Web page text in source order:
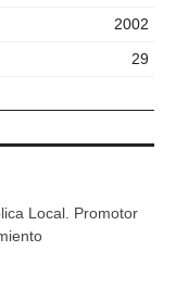
2002
29
Local. Promotor